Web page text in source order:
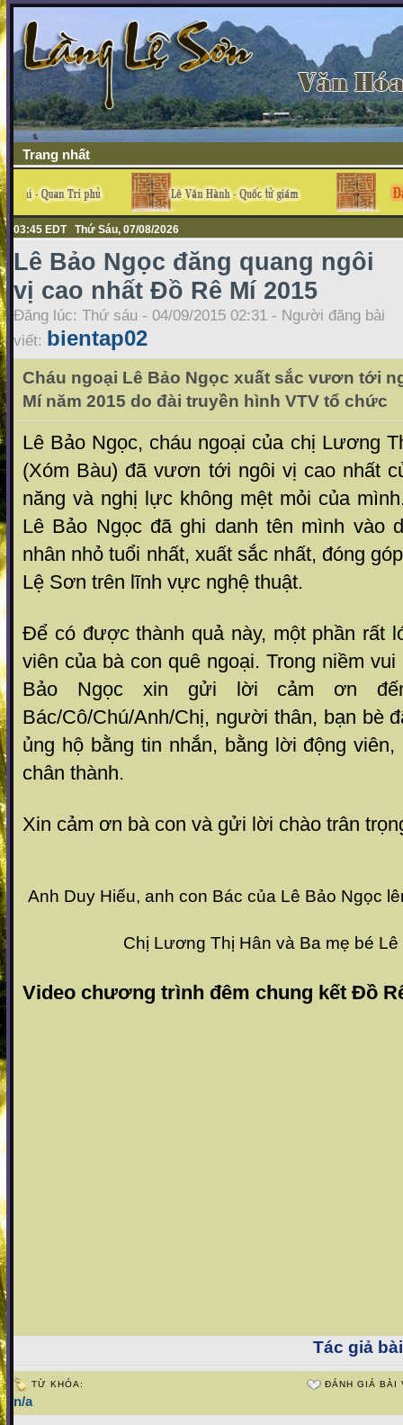
Trang nhất
03:45 EDT Thứ Sáu, 07/08/2026
Lê Bảo Ngọc đăng quang ngôi
vị cao nhất Đồ Rê Mí 2015
Đăng lúc: Thứ sáu - 04/09/2015 02:31 - Người đăng bài
viết: bientap02
Cháu ngoại Lê Bảo Ngọc xuất sắc vươn tới
Mí năm 2015 do đài truyền hình VTV tổ chức
Lê Bảo Ngọc, cháu ngoại của chị Lương
(Xóm Bàu) đã vươn tới ngôi vị cao nhất
năng và nghị lực không mệt mỏi của
Lê Bảo Ngọc đã ghi danh tên mình vào
nhân nhỏ tuổi nhất, xuất sắc nhất, đóng
Lệ Sơn trên lĩnh vực nghệ thuật.
Để có được thành quả này, một phần rất
viên của bà con quê ngoại. Trong niềm
Bảo Ngọc xin gửi lời cảm ơn
Bác/Cô/Chú/Anh/Chị, người thân, bạn bè
ủng hộ bằng tin nhắn, bằng lời động
chân thành.
Xin cảm ơn bà con và gửi lời chào trân
Anh Duy Hiếu, anh con Bác của Lê Bảo Ngọc
Chị Lương Thị Hân và Ba mẹ bé Lê
Video chương trình đêm chung kết Đồ
Tác giả
TỪ KHÓA:
n/a
ĐÁNH GIÁ BÀI